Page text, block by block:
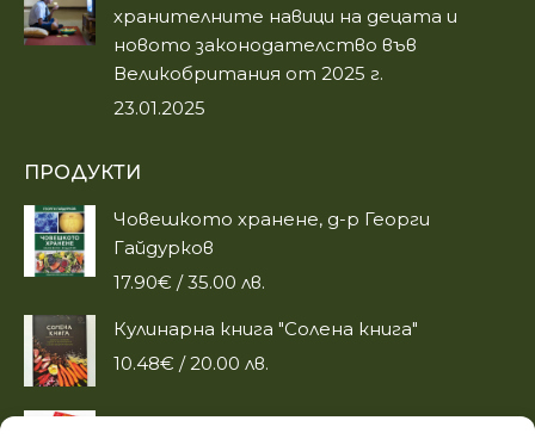
хранителните навици на децата и
новото законодателство във
Великобритания от 2025 г.
23.01.2025
ПРОДУКТИ
Човешкото хранене, д-р Георги
Гайдурков
17.90€ / 35.00 лв.
Кулинарна книга "Солена книга"
10.48€ / 20.00 лв.
Детски карти за игра-плодове,